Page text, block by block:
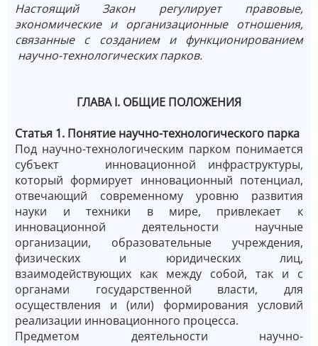
Настоящий Закон регулирует правовые,
экономические и организационные отношения,
связанные с созданием и функционированием
научно-технологических парков.
ГЛАВА I. ОБЩИЕ ПОЛОЖЕНИЯ
Статья 1. Понятие научно-технологического парка
Под научно-технологическим парком понимается
субъект инновационной инфраструктуры,
который формирует инновационный потенциал,
отвечающий современному уровню развития
науки и техники в мире, привлекает к
инновационной деятельности научные
организации, образовательные учреждения,
физических и юридических лиц,
взаимодействующих как между собой, так и с
органами государственной власти, для
осуществления и (или) формирования условий
реализации инновационного процесса.
Предметом деятельности научно-